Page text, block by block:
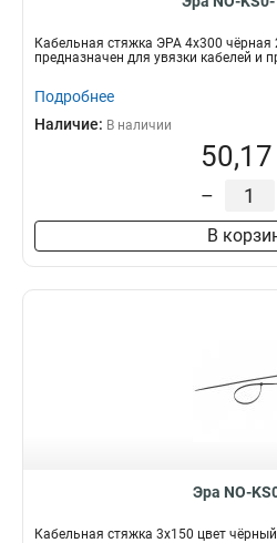
Кабельная стяжка ЭРА 4x300
предназначен для увязки кабелей и
Подробнее
Наличие: В наличии
–
В
Эра NO-
Кабельная стяжка 3х150 цвет